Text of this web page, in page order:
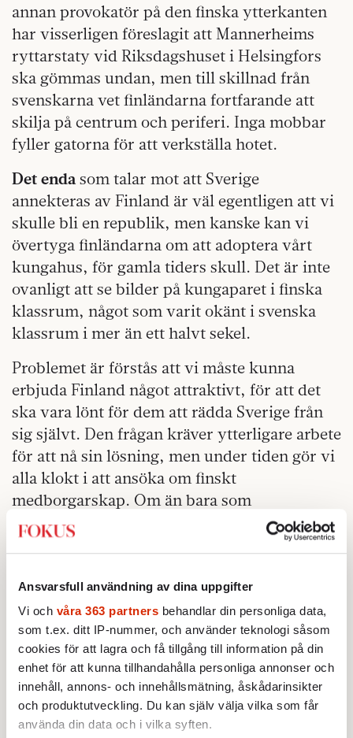
Ansvarsfull användning av dina uppgifter
Vi och våra 363 partners behandlar din personliga data,
som t.ex. ditt IP-nummer, och använder teknologi såsom
cookies för att lagra och få tillgång till information på din
enhet för att kunna tillhandahålla personliga annonser och
innehåll, annons- och innehållsmätning, åskådarinsikter
och produktutveckling. Du kan själv välja vilka som får
använda din data och i vilka syften.
annan provokatör på den finska ytterkanten
har visserligen föreslagit att Mannerheims
ryttarstaty vid Riksdagshuset i Helsingfors
ska gömmas undan, men till skillnad från
svenskarna vet finländarna fortfarande att
skilja på centrum och periferi. Inga mobbar
fyller gatorna för att verkställa hotet.
Det enda som talar mot att Sverige
annekteras av Finland är väl egentligen att vi
skulle bli en republik, men kanske kan vi
övertyga finländarna om att adoptera vårt
kungahus, för gamla tiders skull. Det är inte
ovanligt att se bilder på kungaparet i finska
klassrum, något som varit okänt i svenska
klassrum i mer än ett halvt sekel.
Problemet är förstås att vi måste kunna
erbjuda Finland något attraktivt, för att det
ska vara lönt för dem att rädda Sverige från
sig självt. Den frågan kräver ytterligare arbete
för att nå sin lösning, men under tiden gör vi
alla klokt i att ansöka om finskt
medborgarskap. Om än bara som
symbolhandling. Blir vårt rop på hjälp
tillräckligt klart, kanske finländarna agerar
Det är ett